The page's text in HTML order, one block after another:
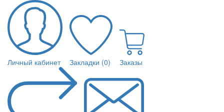
Личный кабинет Закладки (0) Заказы